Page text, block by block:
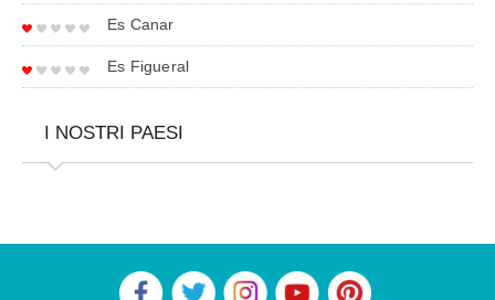
Es Canar
Es Figueral
I NOSTRI PAESI